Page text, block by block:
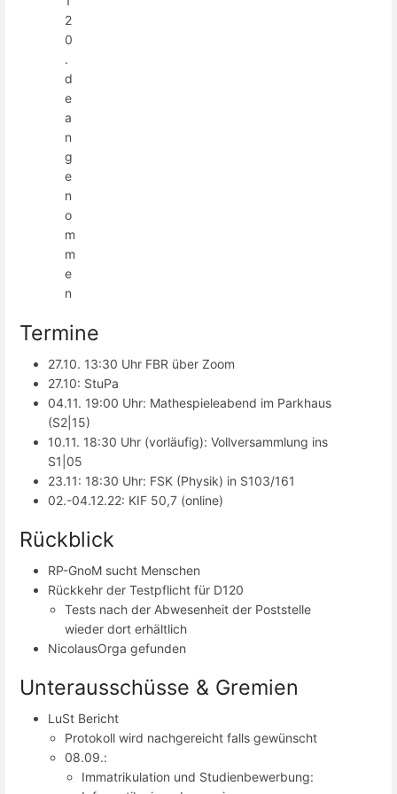
2
0
.
d
e
a
n
g
e
n
o
m
m
e
n
Termine
27.10. 13:30 Uhr FBR über Zoom
27.10: StuPa
04.11. 19:00 Uhr: Mathespieleabend im Parkhaus
(S2|15)
10.11. 18:30 Uhr (vorläufig): Vollversammlung ins
S1|05
23.11: 18:30 Uhr: FSK (Physik) in S103/161
02.-04.12.22: KIF 50,7 (online)
Rückblick
RP-GnoM sucht Menschen
Rückkehr der Testpflicht für D120
Tests nach der Abwesenheit der Poststelle
wieder dort erhältlich
NicolausOrga gefunden
Unterausschüsse & Gremien
LuSt Bericht
Protokoll wird nachgereicht falls gewünscht
08.09.:
Immatrikulation und Studienbewerbung: